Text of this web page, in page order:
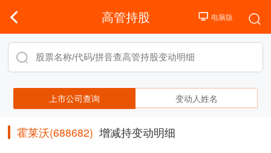
高管持股
上市公司查询 变动人姓名
霍莱沃(688682) 增减持变动明细